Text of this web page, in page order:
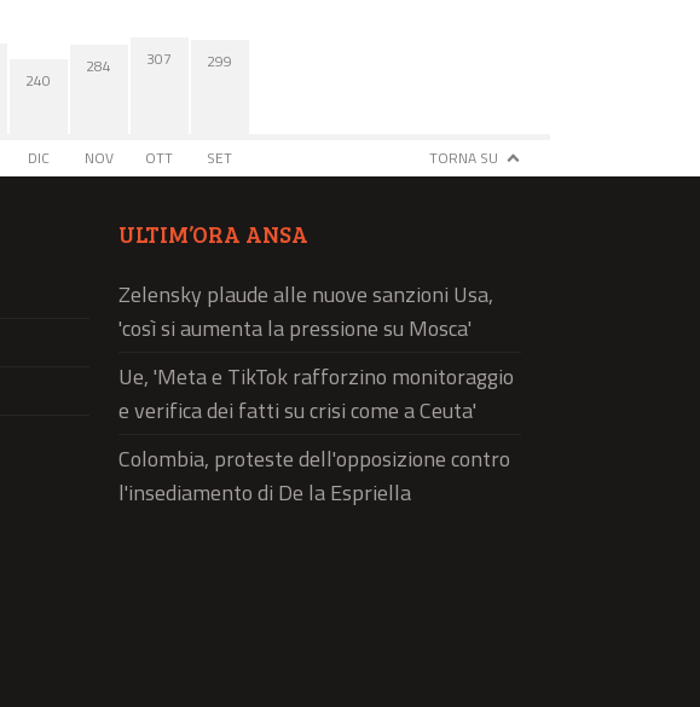
240
DIC
284
NOV
307
OTT
299
SET TORNA SU
ULTIM’ORA ANSA
Zelensky plaude alle nuove sanzioni Usa,
'così si aumenta la pressione su Mosca'
Ue, 'Meta e TikTok rafforzino monitoraggio
e verifica dei fatti su crisi come a Ceuta'
Colombia, proteste dell'opposizione contro
l'insediamento di De la Espriella